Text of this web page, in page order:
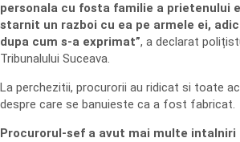
personala cu fosta familie a prietenului
starnit un razboi cu ea pe armele ei,
dupa cum s-a exprimat”, a declarat
Tribunalului Suceava.
La perchezitii, procurorii au ridicat si toate
despre care se banuieste ca a fost fabricat.
Procurorul-sef a avut mai multe